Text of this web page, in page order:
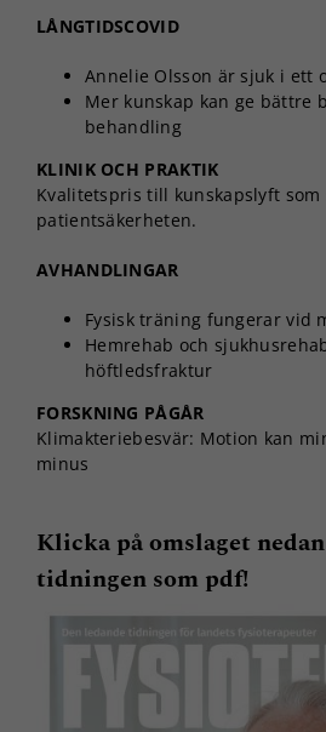
LÅNGTIDSCOVID
Annelie Olsson är sjuk i ett
Mer kunskap kan ge bättre
behandling
KLINIK OCH PRAKTIK
Kvalitetspris till kunskapslyft som
patientsäkerheten.
AVHANDLINGAR
Fysisk träning fungerar vid
Hemrehab och
höftledsfraktur
FORSKNING PÅGÅR
Klimakteriebesvär: Motion kan
minus
Klicka på omslaget
tidningen som pdf!